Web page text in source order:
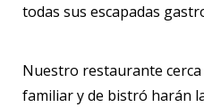
todas sus escapadas
Nuestro restaurante cerca
familiar y de bistró harán